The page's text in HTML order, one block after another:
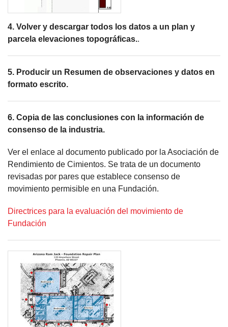
4. Volver y descargar todos los datos a un plan y
parcela elevaciones topográficas..
5. Producir un Resumen de observaciones y datos en
formato escrito.
6. Copia de las conclusiones con la información de
consenso de la industria.
Ver el enlace al documento publicado por la Asociación de
Rendimiento de Cimientos. Se trata de un documento
revisadas por pares que establece consenso de
movimiento permisible en una Fundación.
Directrices para la evaluación del movimiento de
Fundación